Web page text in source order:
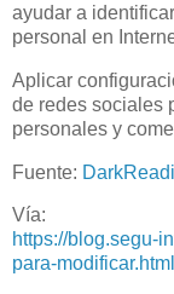
ayudar a
personal en
Aplicar
de redes sociales
personales y
Fuente:
Vía:
https://blog.segu-
para-modificar.html